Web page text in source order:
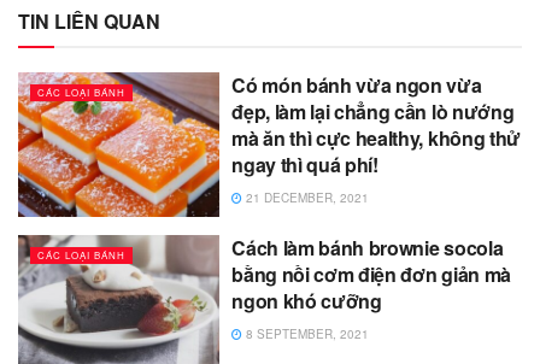
TIN LIÊN QUAN
CÁC LOẠI BÁNH
Có món bánh vừa ngon vừa
đẹp, làm lại chẳng cần lò nướng
mà ăn thì cực healthy, không thử
ngay thì quá phí!
21 DECEMBER, 2021
CÁC LOẠI BÁNH
Cách làm bánh brownie socola
bằng nồi cơm điện đơn giản mà
ngon khó cưỡng
8 SEPTEMBER, 2021